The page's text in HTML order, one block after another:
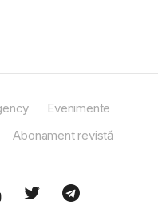
Evenimente
Abonament revistă